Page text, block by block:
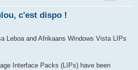
c'est dispo !
Leboa and Afrikaans Windows Vista LIPs
Interface Packs (LIPs) have been